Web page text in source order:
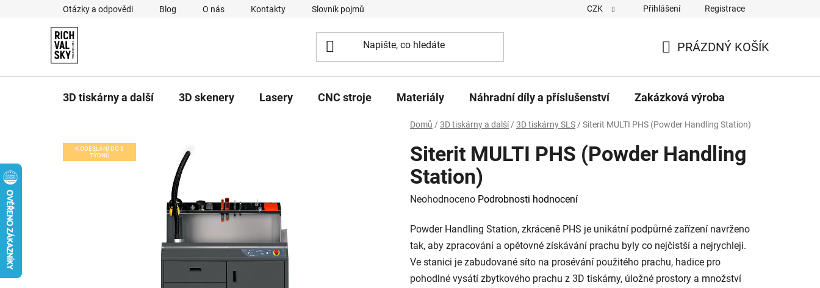
Otázky a odpovědi Blog O nás Kontakty Slovník pojmů CZK Přihlášení Registrace
KOŠÍK
PRÁZDNÝ KOŠÍK
3D tiskárny a další 3D skenery Lasery CNC stroje Materiály Náhradní díly a příslušenství Zakázková výroba
Domů / 3D tiskárny a další / 3D tiskárny SLS / Siterit MULTI PHS (Powder Handling Station)
Siterit MULTI PHS (Powder Handling
Station)
Průměrné
produktu
je
0,0
z
Neohodnoceno Podrobnosti hodnocení
Powder Handling Station, zkráceně PHS je unikátní podpůrné zařízení navrženo
tak, aby zpracování a opětovné získávání prachu byly co nejčistší a nejrychleji.
Ve stanici je zabudované síto na prosévání použitého prachu, hadice pro
pohodlné vysátí zbytkového prachu z 3D tiskárny, úložné prostory a množství
K ODESLÁNÍ DO 3
TÝDNŮ